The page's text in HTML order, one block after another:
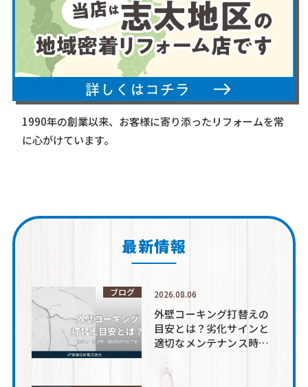
1990年の創業以来、お客様に寄り添ったリフォームを常
に心がけています。
最新情報
ブログ 2026.08.06
外壁コーキング打替えの
目安とは？劣化サインと
適切なメンテナンス時期